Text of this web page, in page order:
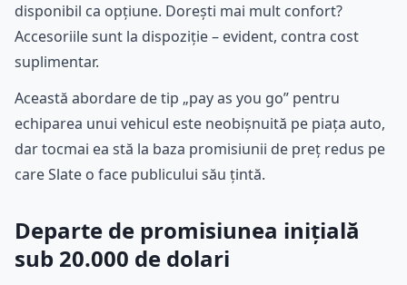
disponibil ca opțiune. Dorești mai mult confort?
Accesoriile sunt la dispoziție – evident, contra cost
suplimentar.
Această abordare de tip „pay as you go” pentru
echiparea unui vehicul este neobișnuită pe piața auto,
dar tocmai ea stă la baza promisiunii de preț redus pe
care Slate o face publicului său țintă.
Departe de promisiunea inițială
sub 20.000 de dolari